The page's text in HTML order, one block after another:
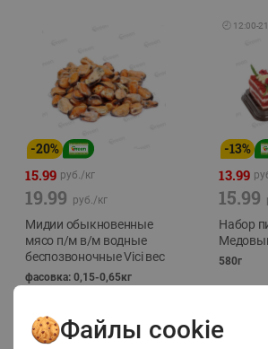
-20%
15.99 руб./кг
19.99 руб./кг
Мидии обыкновенные
мясо п/м в/м водные
беспозвоночные Vici вес
фасовка: 0,15-0,65кг
🕘 12:00-
-13%
13.99
15.99
Набор
580г
Файлы cookie